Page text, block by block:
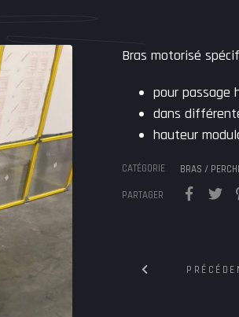
Bras motorisé
pour passage
dans
hauteur
CATÉGORIE BRAS /
PARTAGER
Navigation